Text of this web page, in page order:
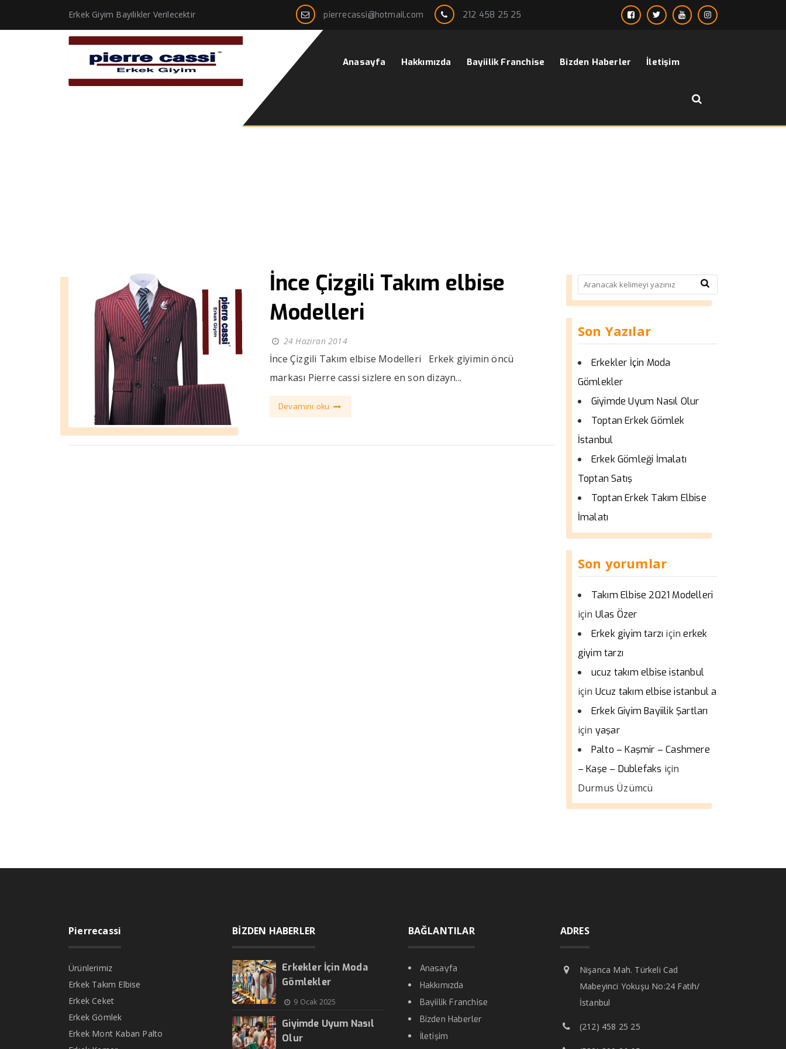
Erkek Giyim Bayilikler Verilecektir pierrecassi@hotmail.com 212 458 25 25
Anasayfa Hakkımızda Bayiilik Franchise Bizden Haberler İletişim
İnce Çizgili Takım elbise
Modelleri
24 Haziran 2014
İnce Çizgili Takım elbise Modelleri Erkek giyimin öncü
markası Pierre cassi sizlere en son dizayn...
Devamını oku
Son Yazılar
Erkekler İçin Moda
Gömlekler
Giyimde Uyum Nasıl Olur
Toptan Erkek Gömlek
İstanbul
Erkek Gömleği İmalatı
Toptan Satış
Toptan Erkek Takım Elbise
İmalatı
Son yorumlar
Takım Elbise 2021 Modelleri
için Ulas Özer
Erkek giyim tarzı içinerkek
giyim tarzı
ucuz takım elbise istanbul
için Ucuz takım elbise istanbul a
Erkek Giyim Bayiilik Şartları
için yaşar
Palto – Kaşmir – Cashmere
– Kaşe – Dublefaks için
Durmus Üzümcü
Pierrecassi
Ürünlerimiz
Erkek Takım Elbise
Erkek Ceket
Erkek Gömlek
Erkek Mont Kaban Palto
BİZDEN HABERLER
Erkekler İçin Moda
Gömlekler
9 Ocak 2025
Giyimde Uyum Nasıl
Olur
BAĞLANTILAR
Anasayfa
Hakkımızda
Bayiilik Franchise
Bizden Haberler
İletişim
ADRES
Nişanca Mah. Türkeli Cad
Mabeyinci Yokuşu No:24 Fatih/
İstanbul
(212) 458 25 25